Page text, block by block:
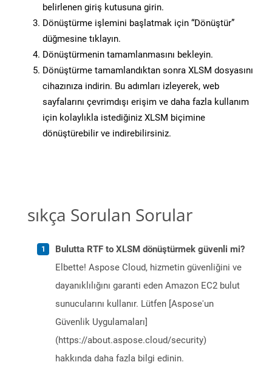
belirlenen giriş kutusuna girin.
Dönüştürme işlemini başlatmak için “Dönüştür”
düğmesine tıklayın.
Dönüştürmenin tamamlanmasını bekleyin.
Dönüştürme tamamlandıktan sonra XLSM dosyasını
cihazınıza indirin. Bu adımları izleyerek, web
sayfalarını çevrimdışı erişim ve daha fazla kullanım
için kolaylıkla istediğiniz XLSM biçimine
dönüştürebilir ve indirebilirsiniz.
sıkça Sorulan Sorular
Bulutta RTF to XLSM dönüştürmek güvenli mi?
Elbette! Aspose Cloud, hizmetin güvenliğini ve
dayanıklılığını garanti eden Amazon EC2 bulut
sunucularını kullanır. Lütfen [Aspose'un
Güvenlik Uygulamaları]
(https://about.aspose.cloud/security)
hakkında daha fazla bilgi edinin.